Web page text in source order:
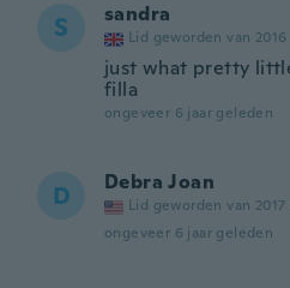
S sandra
Lid geworden van 2016
just what pretty
filla
ongeveer 6 jaar geleden
D Debra Joan
Lid geworden van 2017
ongeveer 6 jaar geleden